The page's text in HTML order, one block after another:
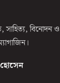
সাহিত্য, বিনোদন ও
হোসেন